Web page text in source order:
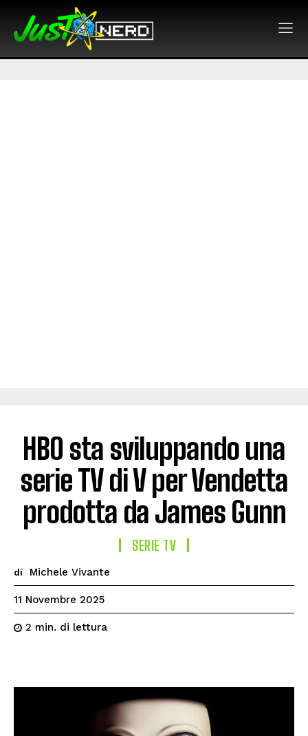
HBO sta sviluppando una
serie TV di V per Vendetta
prodotta da James Gunn
SERIE TV
di Michele Vivante
11 Novembre 2025
2 min. di lettura